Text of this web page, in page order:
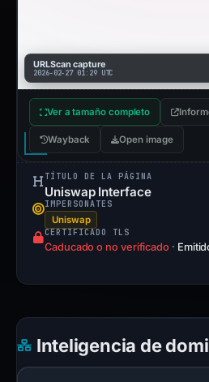
URLScan capture
2026-02-27 01:29 UTC
Ver a tamaño completo
Wayback Open image
TÍTULO DE LA PÁGINA
Uniswap Interface
IMPERSONATES
Uniswap
CERTIFICADO TLS
Caducado o no verificado ·
Inteligencia de